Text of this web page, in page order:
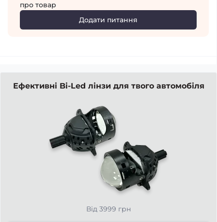
про товар
Додати питання
Ефективні Bi-Led лінзи для твого автомобіля
Від 3999 грн